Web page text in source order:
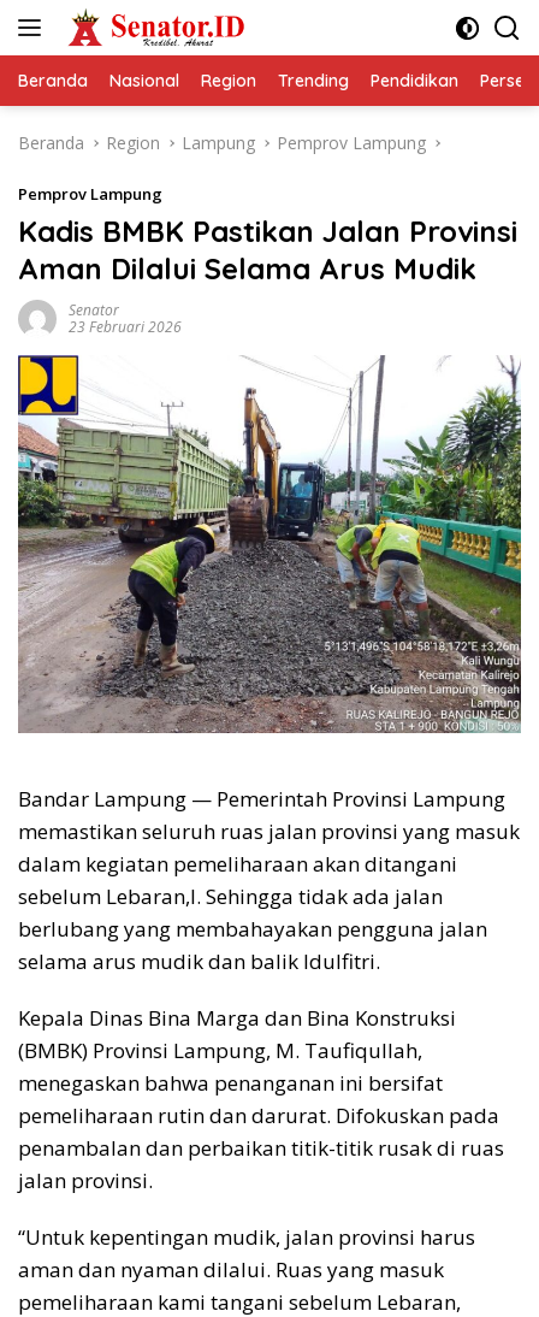
Beranda Nasional Region Trending Pendidikan
Beranda Region Lampung Pemprov Lampung
Pemprov Lampung
Kadis BMBK Pastikan Jalan Provinsi
Aman Dilalui Selama Arus Mudik
Senator
23 Februari 2026
Bandar Lampung — Pemerintah Provinsi Lampung
memastikan seluruh ruas jalan provinsi yang masuk
dalam kegiatan pemeliharaan akan ditangani
sebelum Lebaran,l. Sehingga tidak ada jalan
berlubang yang membahayakan pengguna jalan
selama arus mudik dan balik Idulfitri.
Kepala Dinas Bina Marga dan Bina Konstruksi
(BMBK) Provinsi Lampung, M. Taufiqullah,
menegaskan bahwa penanganan ini bersifat
pemeliharaan rutin dan darurat. Difokuskan pada
penambalan dan perbaikan titik-titik rusak di ruas
jalan provinsi.
“Untuk kepentingan mudik, jalan provinsi harus
aman dan nyaman dilalui. Ruas yang masuk
pemeliharaan kami tangani sebelum Lebaran,